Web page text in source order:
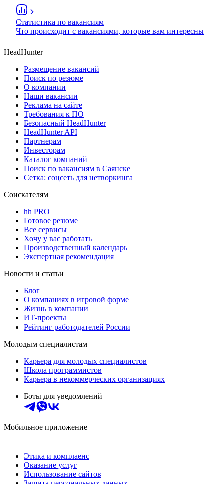
Статистика по вакансиям
Что происходит с вакансиями, которые вам интересны
HeadHunter
Размещение вакансий
Поиск по резюме
О компании
Наши вакансии
Реклама на сайте
Требования к ПО
Безопасный HeadHunter
HeadHunter API
Партнерам
Инвесторам
Каталог компаний
Поиск по вакансиям в Саянске
Сетка: соцсеть для нетворкинга
Соискателям
hh PRO
Готовое резюме
Все сервисы
Хочу у вас работать
Производственный календарь
Экспертная рекомендация
Новости и статьи
Блог
О компаниях в игровой форме
Жизнь в компании
ИТ-проекты
Рейтинг работодателей России
Молодым специалистам
Карьера для молодых специалистов
Школа программистов
Карьера в некоммерческих организациях
Боты для уведомлений
Мобильное приложение
Этика и комплаенс
Оказание услуг
Использование сайтов